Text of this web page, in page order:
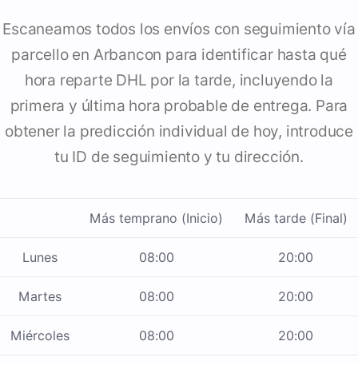
Escaneamos todos los envíos con seguimiento vía
parcello en Arbancon para identificar hasta qué
hora reparte DHL por la tarde, incluyendo la
primera y última hora probable de entrega. Para
obtener la predicción individual de hoy, introduce
tu ID de seguimiento y tu dirección.
Más temprano (Inicio) Más tarde (Final)
Lunes 08:00 20:00
Martes 08:00 20:00
Miércoles 08:00 20:00